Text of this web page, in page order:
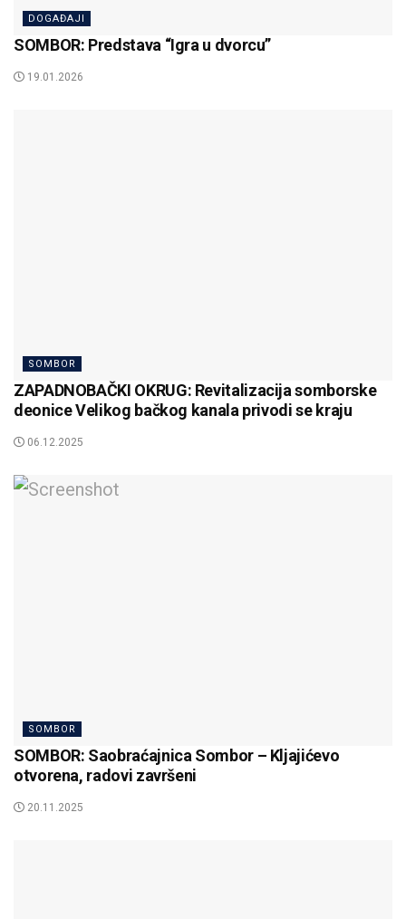
DOGAĐAJI
SOMBOR: Predstava “Igra u dvorcu”
19.01.2026
SOMBOR
ZAPADNOBAČKI OKRUG: Revitalizacija somborske
deonice Velikog bačkog kanala privodi se kraju
06.12.2025
SOMBOR
SOMBOR: Saobraćajnica Sombor – Kljajićevo
otvorena, radovi završeni
20.11.2025